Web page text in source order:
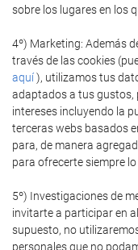
sobre los lugares en los
4º) Marketing: Además
través de las cookies
aquí), utilizamos tus
adaptados a tus
intereses incluyendo la
terceras webs basados
para, de manera
para ofrecerte siempre
5º) Investigaciones de
invitarte a participar en
supuesto, no
personales que no